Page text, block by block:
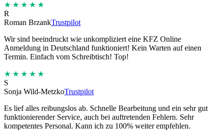
★★★★★
R
Roman BrzankTrustpilot
Wir sind beeindruckt wie unkompliziert eine KFZ Online
Anmeldung in Deutschland funktioniert! Kein Warten auf einen
Termin. Einfach vom Schreibtisch! Top!
★★★★★
S
Sonja Wild-MetzkoTrustpilot
Es lief alles reibungslos ab. Schnelle Bearbeitung und ein sehr gut
funktionierender Service, auch bei auftretenden Fehlern. Sehr
kompetentes Personal. Kann ich zu 100% weiter empfehlen.